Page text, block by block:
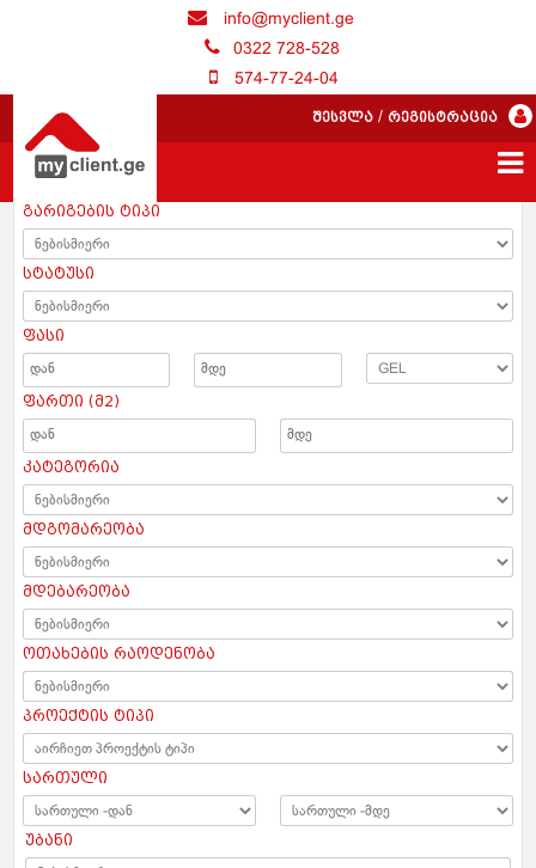
info@myclient.ge
0322 728-528
574-77-24-04
შესვლა / რეგისტრაცია
გარიგების ტიპი
სტატუსი
ფასი
ფართი (მ2)
კატეგორია
მდგომარეობა
მდებარეობა
ოთახების რაოდენობა
პროექტის ტიპი
სართული
უბანი